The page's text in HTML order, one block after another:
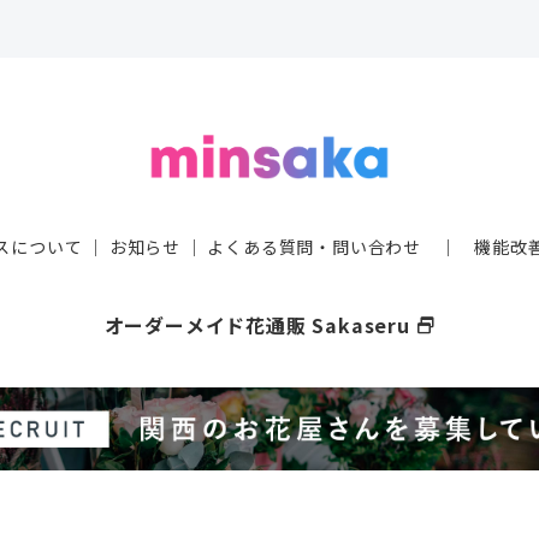
について ｜ お知らせ ｜ よくある質問・問い合わせ ｜機能改
オーダーメイド花通販 Sakaseru select_window